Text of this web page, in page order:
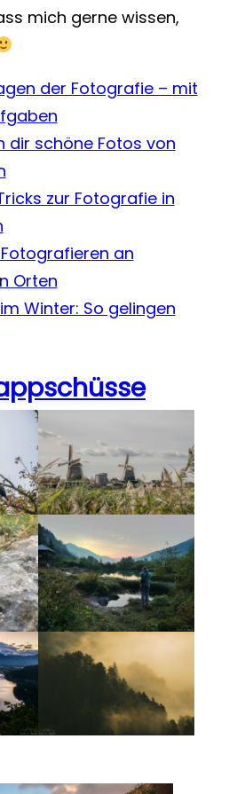
mich gerne wissen,
der Fotografie – mit
dir schöne Fotos von
zur Fotografie in
an
Orten
Winter: So gelingen